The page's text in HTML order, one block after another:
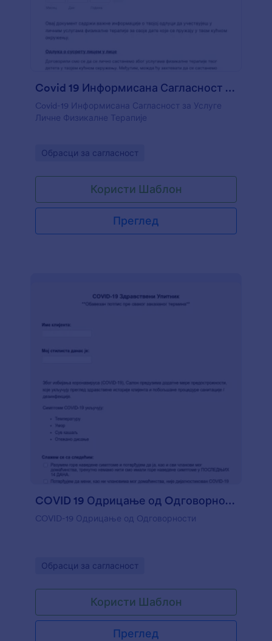
Covid 19 Информисана Сагласност за Услуге Личне Физикалне
Covid-19 Информисана Сагласност за Услуге
Личне Физикалне Терапије
Go to Category:
Обрасци за сагласност
Користи Шаблон
Преглед
COVID 19 Одрицање од Oдговорности
COVID-19 Одрицање од Oдговорности
Go to Category:
Обрасци за сагласност
Користи Шаблон
Преглед